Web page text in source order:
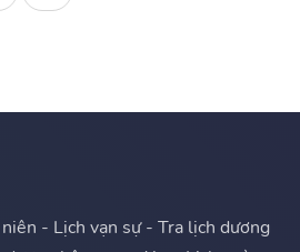
- Lịch vạn sự - Tra lịch dương